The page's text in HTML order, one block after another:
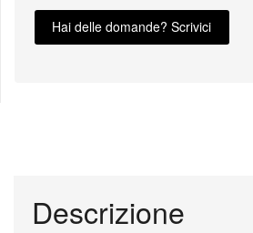
Hai delle domande? Scrivici
Descrizione